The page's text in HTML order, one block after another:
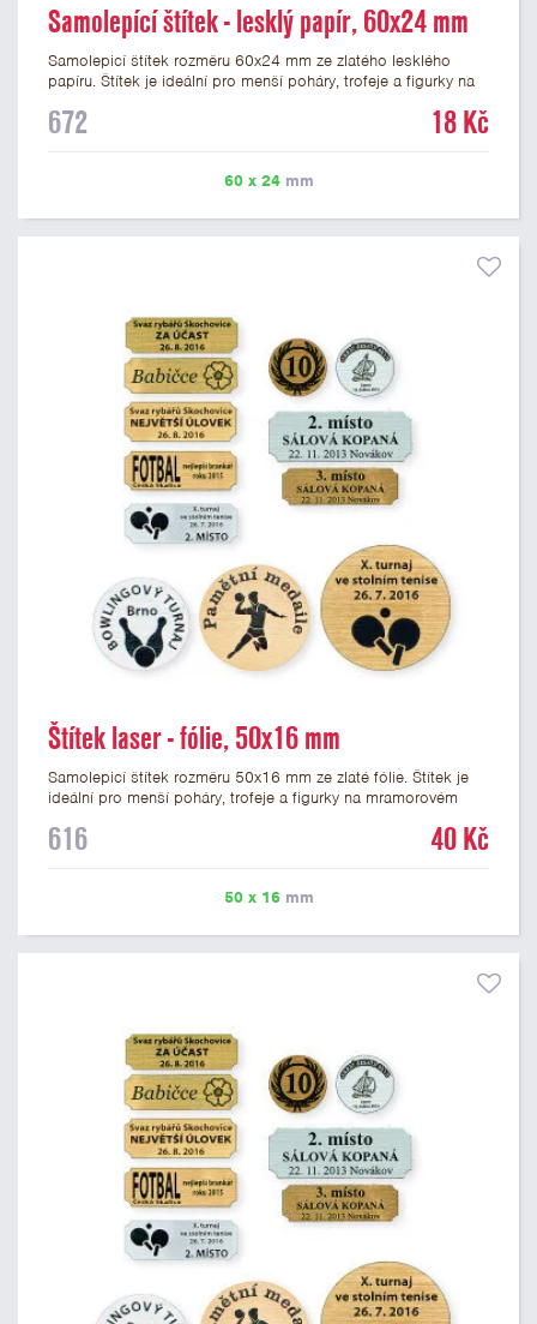
Samolepící štítek - lesklý papír, 60x24 mm
Samolepicí štítek rozměru 60x24 mm ze zlatého lesklého
papíru. Štítek je ideální pro menší poháry, trofeje a figurky na
libovolné logo nebo text. Potisk štítku je zahrnut v ceně. U
výrobu štítku je možné přiložit v prvním kroku objednávky.
672 18 Kč
60 x 24mm
Štítek laser - fólie, 50x16 mm
Samolepicí štítek rozměru 50x16 mm ze zlaté fólie. Štítek je
ideální pro menší poháry, trofeje a figurky na mramorovém
nebo text. U textu doporučujeme maximálně 3 řádky, aby byla
možné přiložit v prvním kroku objednávky.
616 40 Kč
50 x 16mm